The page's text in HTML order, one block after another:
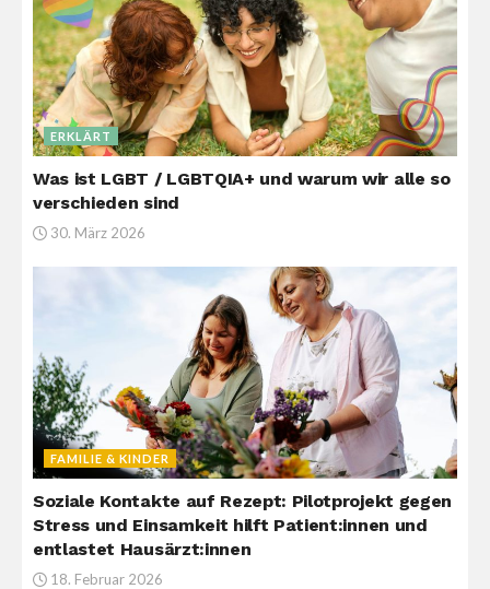
ERKLÄRT
Was ist LGBT / LGBTQIA+ und warum wir alle so
verschieden sind
30. März 2026
FAMILIE & KINDER
Soziale Kontakte auf Rezept: Pilotprojekt gegen
Stress und Einsamkeit hilft Patient:innen und
entlastet Hausärzt:innen
18. Februar 2026